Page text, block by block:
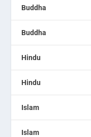
Buddha
Buddha
Hindu
Hindu
Islam
Islam